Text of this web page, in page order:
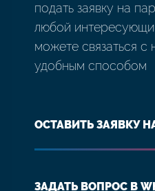
подать заявку на
любой
можете связаться
удобным способом
ОСТАВИТЬ ЗАЯВКУ
ЗАДАТЬ ВОПРОС В